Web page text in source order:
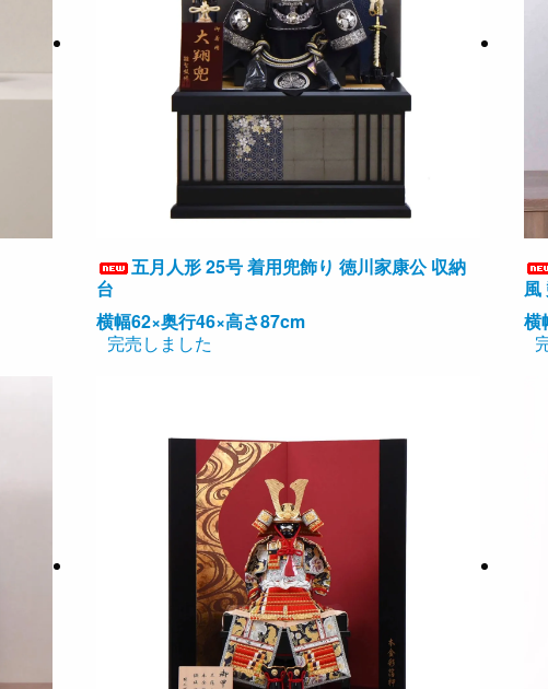
五月人形 25号 着用兜飾り 徳川家康公 収納
台
横幅62×奥行46×高さ87cm
完売しました
風
横